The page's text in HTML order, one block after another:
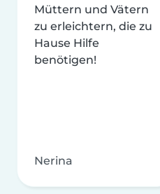
Müttern und Vätern
zu erleichtern, die zu
Hause Hilfe
benötigen!
Nerina